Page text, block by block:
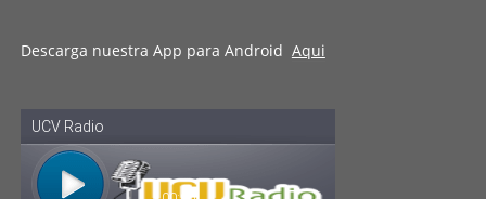
Descarga nuestra App para Android Aqui